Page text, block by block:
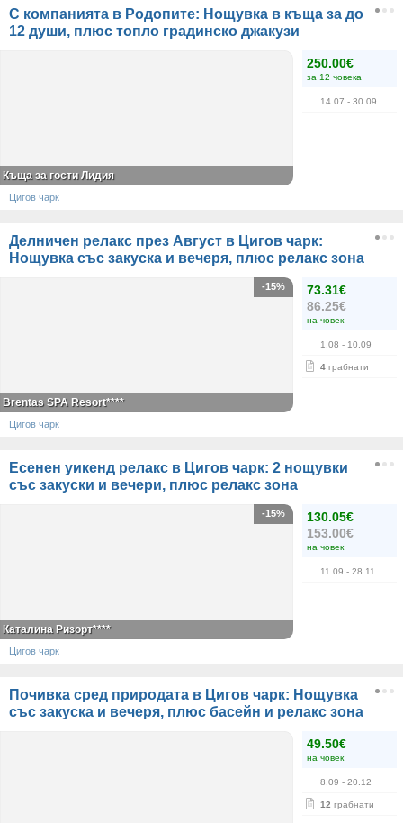
С компанията в Родопите: Нощувка в къща за до
12 души, плюс топло градинско джакузи
250.00€
за 12 човека
14.07 - 30.09
Къща за гости Лидия
Цигов чарк
Делничен релакс през Август в Цигов чарк:
Нощувка със закуска и вечеря, плюс релакс зона
73.31€
86.25€
на човек
1.08 - 10.09
4 грабнати
-15%
Brentas SPA Resort****
Цигов чарк
Есенен уикенд релакс в Цигов чарк: 2 нощувки
със закуски и вечери, плюс релакс зона
130.05€
153.00€
на човек
11.09 - 28.11
-15%
Каталина Ризорт****
Цигов чарк
Почивка сред природата в Цигов чарк: Нощувка
със закуска и вечеря, плюс басейн и релакс зона
49.50€
на човек
8.09 - 20.12
12 грабнати